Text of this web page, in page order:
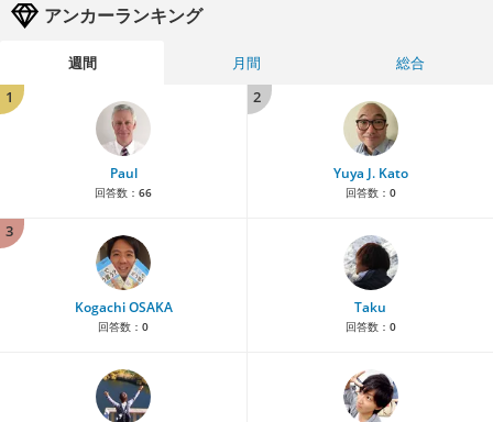
アンカーランキング
週間 月間
総合
1
Paul
回答数： 66
2
Yuya J. Kato
回答数： 0
3
Kogachi OSAKA
回答数： 0
Taku
回答数： 0